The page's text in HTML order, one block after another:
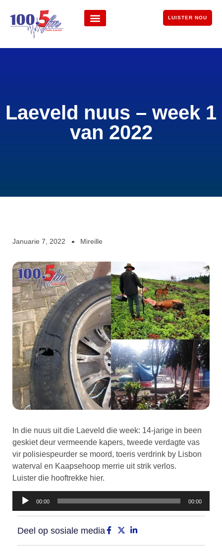
LUISTER NOU
Laeveld nuus – week 1
van 2022
Januarie 7, 2022 Mireille
In die nuus uit die Laeveld die week: 14-jarige in been
geskiet deur vermeende kapers, tweede verdagte vas
vir polisiespeurder se moord, toeris verdrink by Lisbon
waterval en Kaapsehoop merrie uit strik verlos.
Luister die hooftrekke hier.
Klankspeler
00:00 00:00
Deel op sosiale media